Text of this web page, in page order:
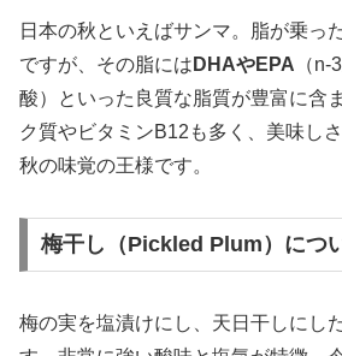
日本の秋といえばサンマ。脂が乗っ
ですが、その脂には DHAやEPA （
酸）といった良質な脂質が豊富に含
ク質やビタミンB12も多く、美味し
秋の味覚の王様です。
梅干し（Pickled Plum）につ
梅の実を塩漬けにし、天日干しにし